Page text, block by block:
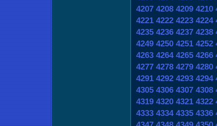
4207 4208 4209 4210
4221 4222 4223 4224
4235 4236 4237 4238
4249 4250 4251 4252
4263 4264 4265 4266
4277 4278 4279 4280
4291 4292 4293 4294
4305 4306 4307 4308
4319 4320 4321 4322
4333 4334 4335 4336